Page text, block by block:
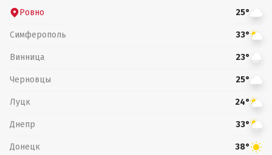
Ровно 25°
Симферополь 33°
Винница 23°
Черновцы 25°
Луцк 24°
Днепр 33°
Донецк 38°